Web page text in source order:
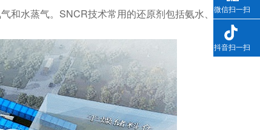
水蒸气。SNCR技术常用的还原剂包括氨水、
微信扫一扫
抖音扫一扫